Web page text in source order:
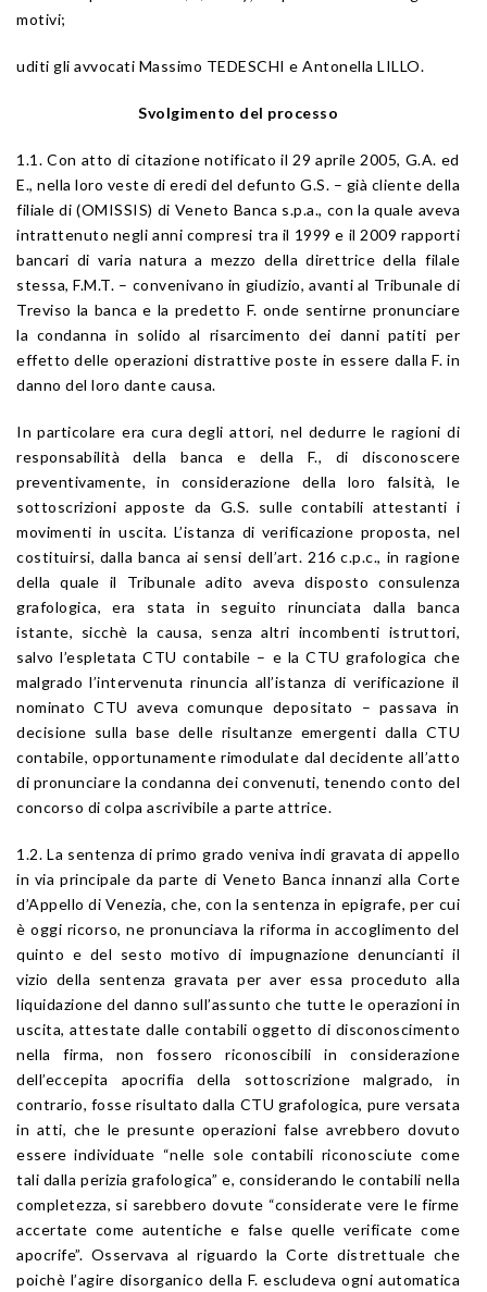
motivi;
uditi gli avvocati Massimo TEDESCHI e Antonella LILLO.
Svolgimento del processo
1.1. Con atto di citazione notificato il 29 aprile 2005, G.A. ed
E., nella loro veste di eredi del defunto G.S. – già cliente della
filiale di (OMISSIS) di Veneto Banca s.p.a., con la quale aveva
intrattenuto negli anni compresi tra il 1999 e il 2009 rapporti
bancari di varia natura a mezzo della direttrice della filale
stessa, F.M.T. – convenivano in giudizio, avanti al Tribunale di
Treviso la banca e la predetto F. onde sentirne pronunciare
la condanna in solido al risarcimento dei danni patiti per
effetto delle operazioni distrattive poste in essere dalla F. in
danno del loro dante causa.
In particolare era cura degli attori, nel dedurre le ragioni di
responsabilità della banca e della F., di disconoscere
preventivamente, in considerazione della loro falsità, le
sottoscrizioni apposte da G.S. sulle contabili attestanti i
movimenti in uscita. L’istanza di verificazione proposta, nel
costituirsi, dalla banca ai sensi dell’art. 216 c.p.c., in ragione
della quale il Tribunale adito aveva disposto consulenza
grafologica, era stata in seguito rinunciata dalla banca
istante, sicchè la causa, senza altri incombenti istruttori,
salvo l’espletata CTU contabile – e la CTU grafologica che
malgrado l’intervenuta rinuncia all’istanza di verificazione il
nominato CTU aveva comunque depositato – passava in
decisione sulla base delle risultanze emergenti dalla CTU
contabile, opportunamente rimodulate dal decidente all’atto
di pronunciare la condanna dei convenuti, tenendo conto del
concorso di colpa ascrivibile a parte attrice.
1.2. La sentenza di primo grado veniva indi gravata di appello
in via principale da parte di Veneto Banca innanzi alla Corte
d’Appello di Venezia, che, con la sentenza in epigrafe, per cui
è oggi ricorso, ne pronunciava la riforma in accoglimento del
quinto e del sesto motivo di impugnazione denuncianti il
vizio della sentenza gravata per aver essa proceduto alla
liquidazione del danno sull’assunto che tutte le operazioni in
uscita, attestate dalle contabili oggetto di disconoscimento
nella firma, non fossero riconoscibili in considerazione
dell’eccepita apocrifia della sottoscrizione malgrado, in
contrario, fosse risultato dalla CTU grafologica, pure versata
in atti, che le presunte operazioni false avrebbero dovuto
essere individuate “nelle sole contabili riconosciute come
tali dalla perizia grafologica” e, considerando le contabili nella
completezza, si sarebbero dovute “considerate vere le firme
accertate come autentiche e false quelle verificate come
apocrife”. Osservava al riguardo la Corte distrettuale che
poichè l’agire disorganico della F. escludeva ogni automatica